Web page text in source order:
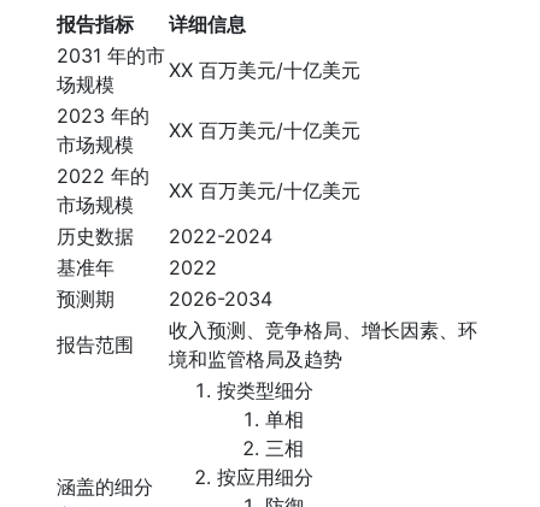
报告指标
详细信息
2031 年的市
场规模
XX 百万美元/十亿美元
2023 年的
市场规模
XX 百万美元/十亿美元
2022 年的
市场规模
XX 百万美元/十亿美元
历史数据
2022-2024
基准年
2022
预测期
2026-2034
报告范围
收入预测、竞争格局、增长因素、环
境和监管格局及趋势
涵盖的细分
按类型细分
单相
三相
按应用细分